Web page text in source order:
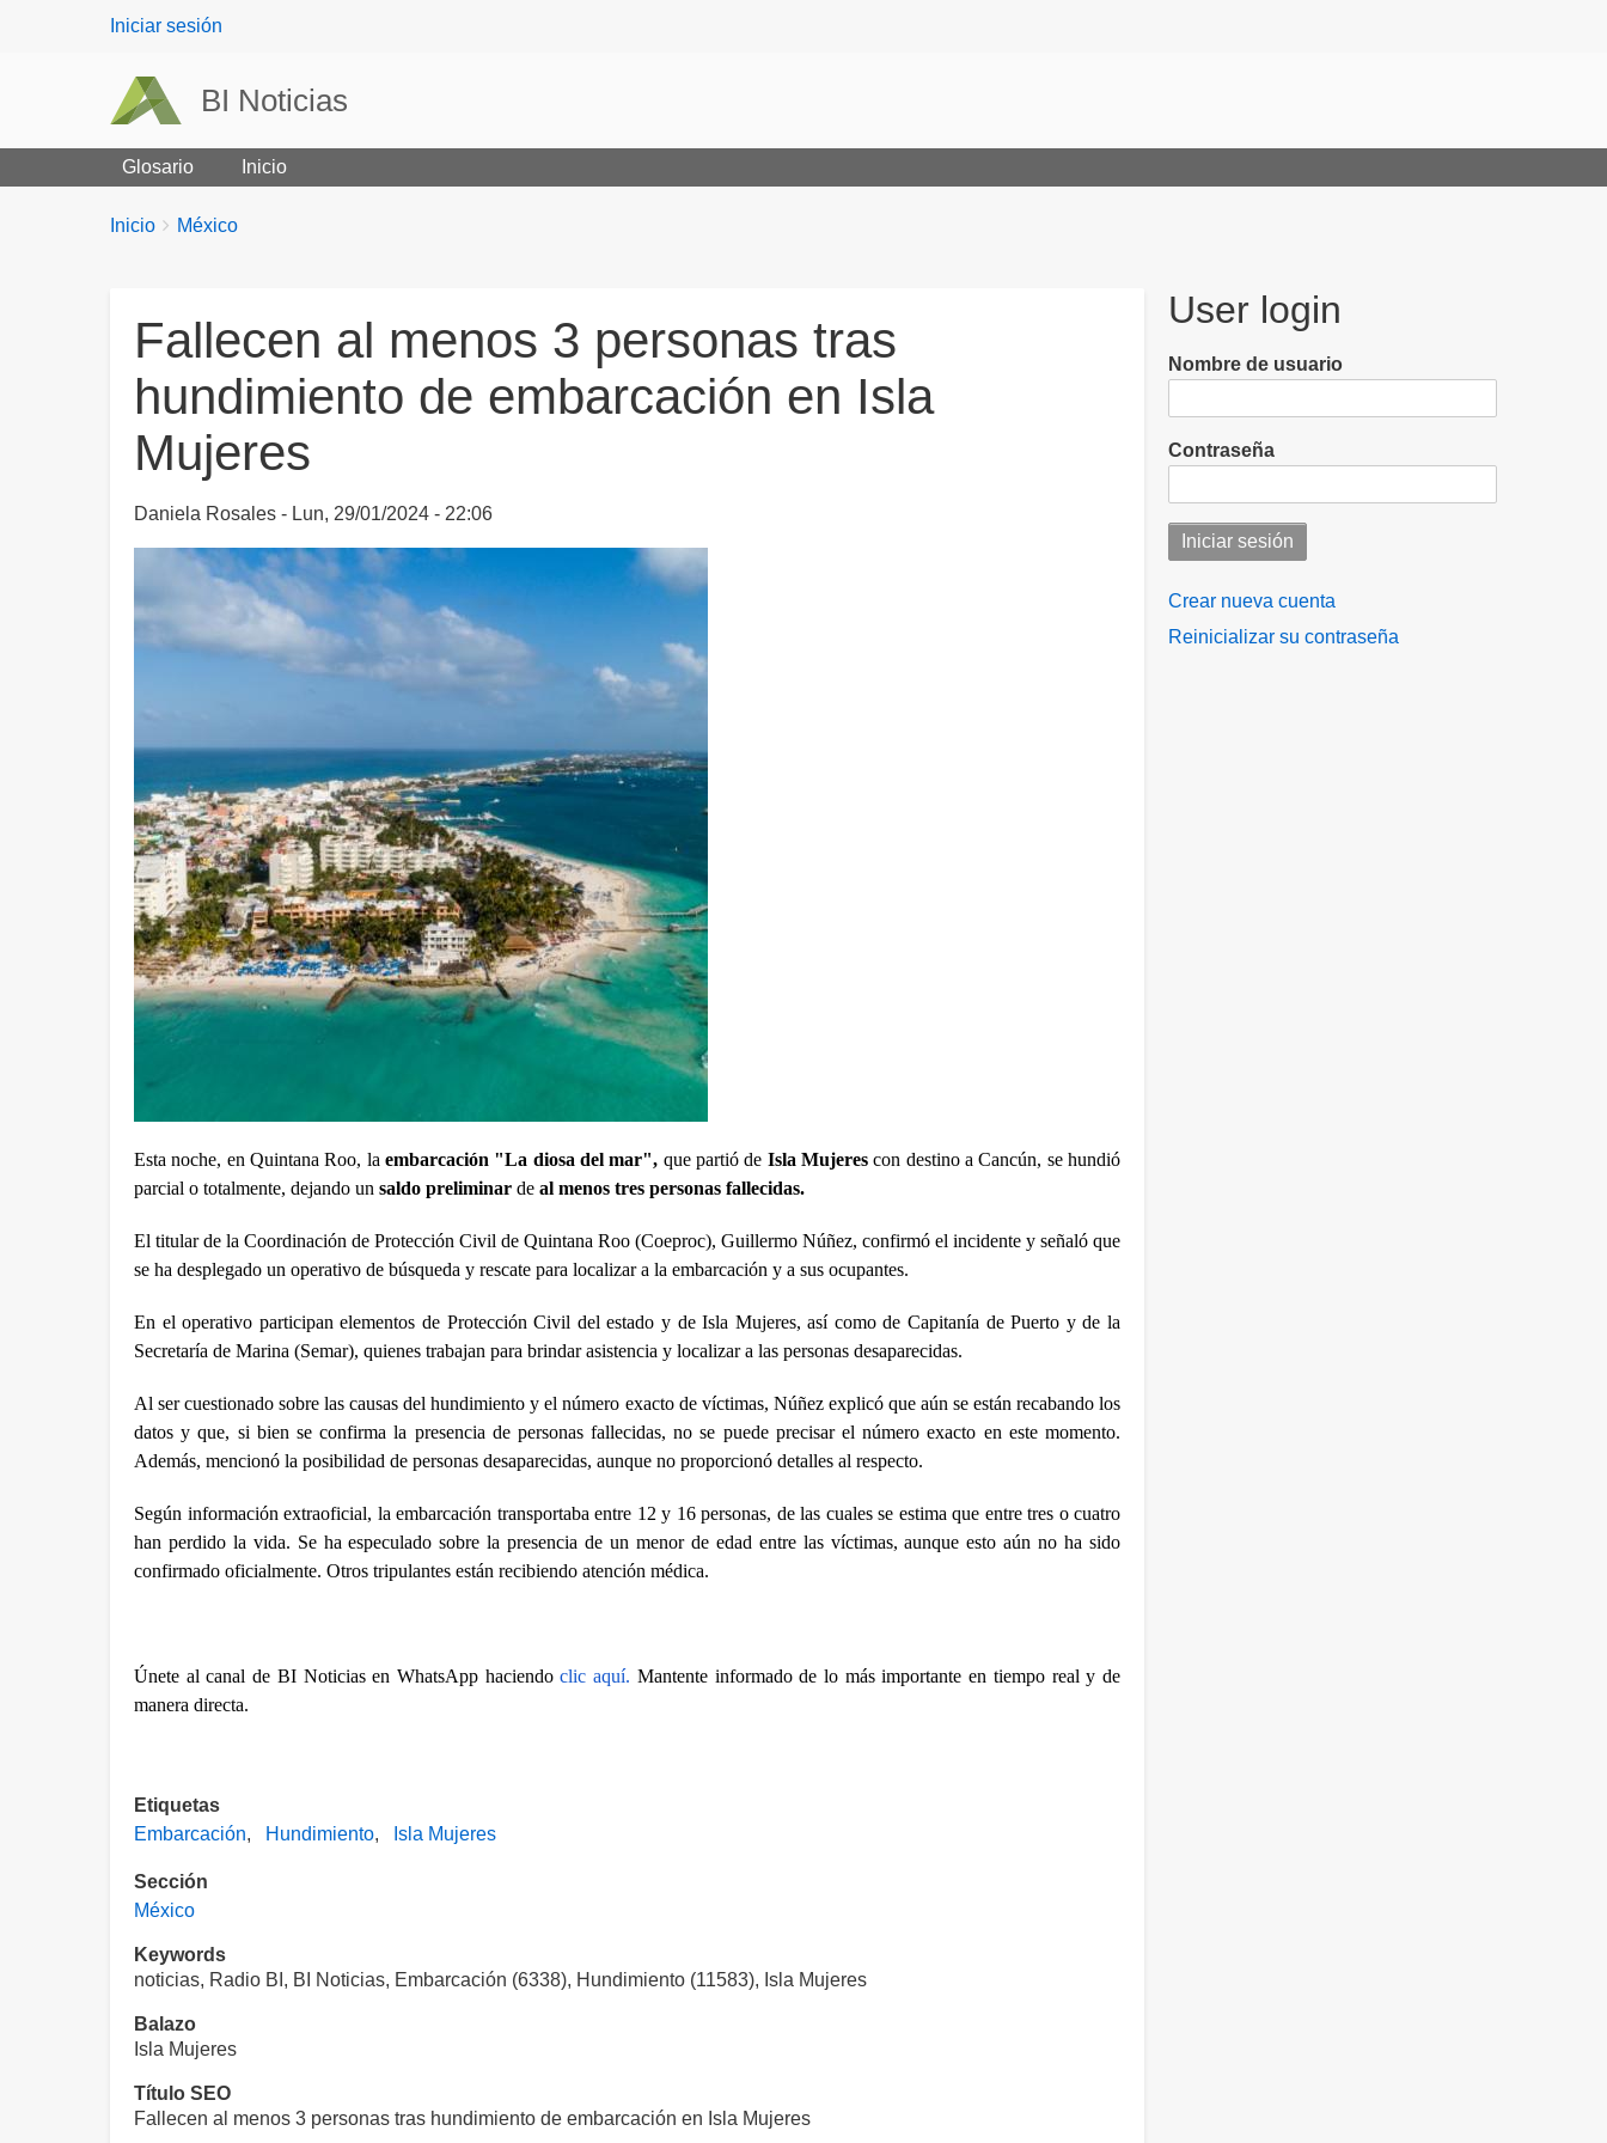
User
Iniciar sesión
BI Noticias
Glosario Inicio
Breadcrumbs
You
Inicio México
Fallecen al menos 3 personas tras
hundimiento de embarcación en Isla
Mujeres
Daniela Rosales Lun, 29/01/2024 - 22:06
Esta noche, en Quintana Roo, la embarcación "La diosa del mar", que partió de Isla Mujeres con destino a Cancún, se hundió
parcial o totalmente, dejando un saldo preliminar de al menos tres personas fallecidas.
El titular de la Coordinación de Protección Civil de Quintana Roo (Coeproc), Guillermo Núñez, confirmó el incidente y señaló que
se ha desplegado un operativo de búsqueda y rescate para localizar a la embarcación y a sus ocupantes.
En el operativo participan elementos de Protección Civil del estado y de Isla Mujeres, así como de Capitanía de Puerto y de la
Secretaría de Marina (Semar), quienes trabajan para brindar asistencia y localizar a las personas desaparecidas.
Al ser cuestionado sobre las causas del hundimiento y el número exacto de víctimas, Núñez explicó que aún se están recabando los
datos y que, si bien se confirma la presencia de personas fallecidas, no se puede precisar el número exacto en este momento.
Además, mencionó la posibilidad de personas desaparecidas, aunque no proporcionó detalles al respecto.
Según información extraoficial, la embarcación transportaba entre 12 y 16 personas, de las cuales se estima que entre tres o cuatro
han perdido la vida. Se ha especulado sobre la presencia de un menor de edad entre las víctimas, aunque esto aún no ha sido
confirmado oficialmente. Otros tripulantes están recibiendo atención médica.
Únete al canal de BI Noticias en WhatsApp haciendo clic aquí. Mantente informado de lo más importante en tiempo real y de
manera directa.
Etiquetas
Embarcación
Hundimiento Isla Mujeres
Sección
México
Keywords
noticias, Radio BI, BI Noticias, Embarcación (6338), Hundimiento (11583), Isla Mujeres
Balazo
Isla Mujeres
Título SEO
Fallecen al menos 3 personas tras hundimiento de embarcación en Isla Mujeres
User login
Nombre de usuario
Contraseña
Crear nueva cuenta
Reinicializar su contraseña